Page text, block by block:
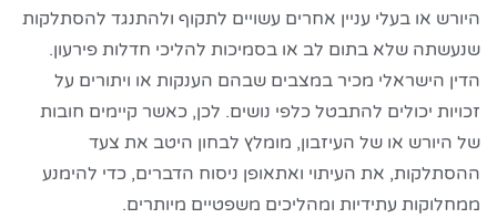
היורש או בעלי עניין אחרים עשויים לתקוף ולהתנגד להסתלקות
שנעשתה שלא בתום לב או בסמיכות להליכי חדלות פירעון.
הדין הישראלי מכיר במצבים שבהם הענקות או ויתורים על
זכויות יכולים להתבטל כלפי נושים. לכן, כאשר קיימים חובות
של היורש או של העיזבון, מומלץ לבחון היטב את צעד
ההסתלקות, את העיתוי ואתאופן ניסוח הדברים, כדי להימנע
ממחלוקות עתידיות ומהליכים משפטיים מיותרים.